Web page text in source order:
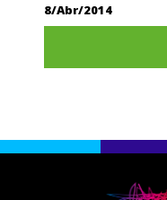
8/Abr/2014